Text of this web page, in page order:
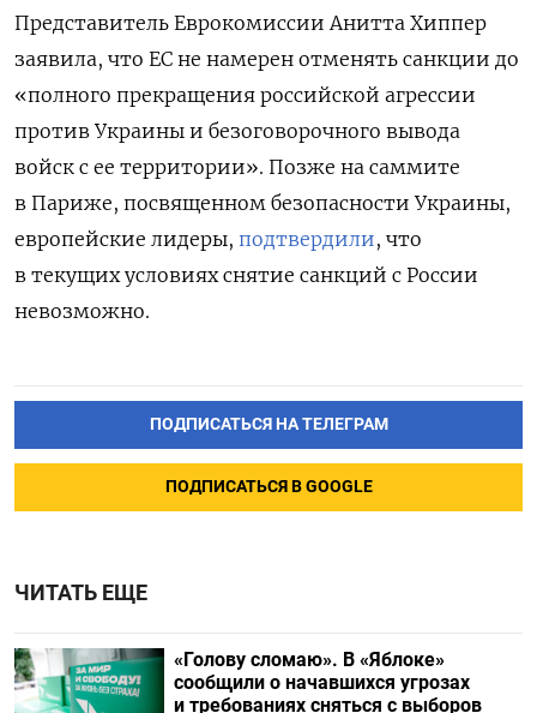
Представитель Еврокомиссии Анитта Хиппер
заявила, что ЕС не намерен отменять санкции до
«полного прекращения российской агрессии
против Украины и безоговорочного вывода
войск с ее территории». Позже на саммите
в Париже, посвященном безопасности Украины,
европейские лидеры, подтвердили, что
в текущих условиях снятие санкций с России
невозможно.
ПОДПИСАТЬСЯ НА ТЕЛЕГРАМ
ПОДПИСАТЬСЯ В GOOGLE
ЧИТАТЬ ЕЩЕ
«Голову сломаю». В «Яблоке»
сообщили о начавшихся угрозах
и требованиях сняться с выборов